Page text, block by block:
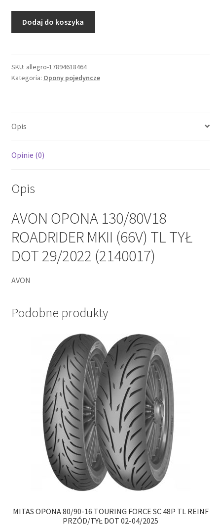
ROADRIDER
MKII
DOT
(2140017)
Dodaj do koszyka
SKU: allegro-17894618464
Kategoria: Opony pojedyncze
Opis
Opinie (0)
Opis
AVON OPONA 130/80V18
ROADRIDER MKII (66V) TL TYŁ
DOT 29/2022 (2140017)
AVON
Podobne produkty
MITAS OPONA 80/90-16 TOURING FORCE SC 48P TL REINF
PRZÓD/TYŁ DOT 02-04/2025